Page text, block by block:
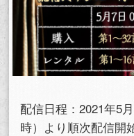
配信日程：2021年5
時）より順次配信開